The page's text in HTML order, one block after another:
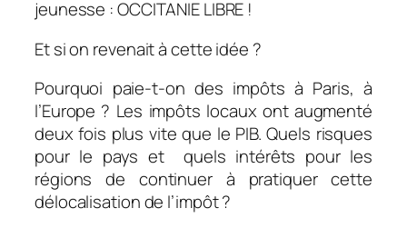
jeunesse : OCCITANIE LIBRE !
Et si on revenait à cette idée ?
Pourquoi paie-t-on des impôts à Paris, à
l’Europe ? Les impôts locaux ont augmenté
deux fois plus vite que le PIB. Quels risques
pour le pays et quels intérêts pour les
régions de continuer à pratiquer cette
délocalisation de l’impôt ?